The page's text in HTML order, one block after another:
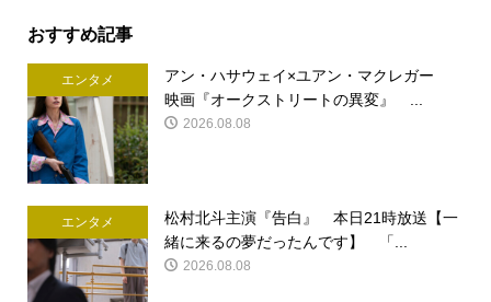
おすすめ記事
エンタメ
アン・ハサウェイ×ユアン・マクレガー
映画『オークストリートの異変』 ...
2026.08.08
エンタメ
松村北斗主演『告白』 本日21時放送【一
緒に来るの夢だったんです】 「...
2026.08.08